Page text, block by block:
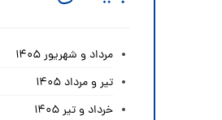
مرداد و شهریور ۱۴۰۵
تیر و مرداد ۱۴۰۵
خرداد و تیر ۱۴۰۵